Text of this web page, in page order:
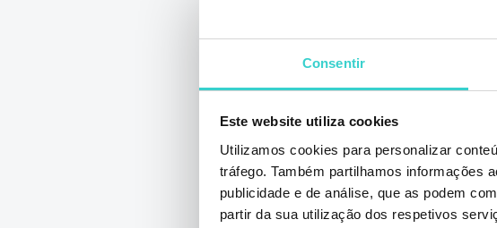
Consentir
Este website utiliza cookies
Utilizamos cookies para personalizar
tráfego. Também partilhamos informações
publicidade e de análise, que as podem
partir da sua utilização dos respetivos
A NSYS Group Renova
Com Sucesso a
Certificação ADISA
quarta-feira 21 agosto 2024